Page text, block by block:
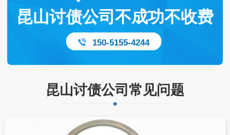
昆山讨债公司不成功不收费
150-5155-4244
昆山讨债公司常见问题